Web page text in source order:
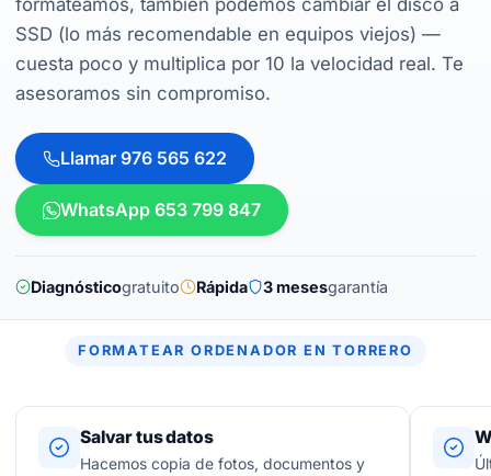
formateamos, también podemos cambiar el disco a
SSD (lo más recomendable en equipos viejos) —
cuesta poco y multiplica por 10 la velocidad real. Te
asesoramos sin compromiso.
Llamar 976 565 622
WhatsApp 653 799 847
Diagnósticogratuito Rápida 3 mesesgarantía
FORMATEAR ORDENADOR EN TORRERO
Salvar tus datos
Hacemos copia de fotos, documentos y